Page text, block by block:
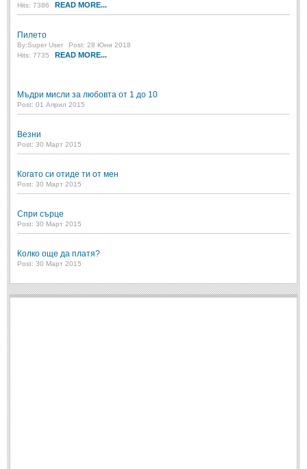
Hits: 7386
READ MORE...
Пилето
By:Super User
Post: 28 Юни 2018
Hits: 7735
READ MORE...
Мъдри мисли за любовта от 1 до 10
Post: 01 Април 2015
Везни
Post: 30 Март 2015
Когато си отиде ти от мен
Post: 30 Март 2015
Спри сърце
Post: 30 Март 2015
Колко още да платя?
Post: 30 Март 2015